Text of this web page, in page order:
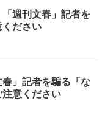
「週刊文春」記者を
ください
春」記者を騙る「な
注意ください